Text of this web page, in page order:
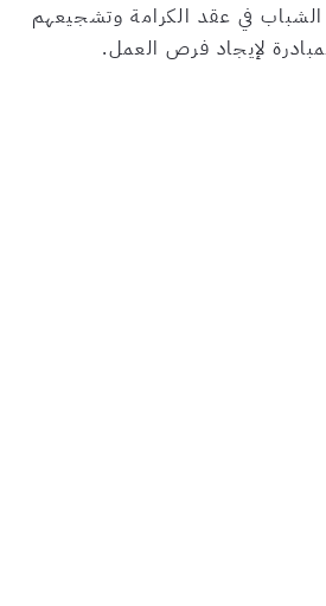
في عقد الكرامة وتشجيعهم
لإيجاد فرص العمل.